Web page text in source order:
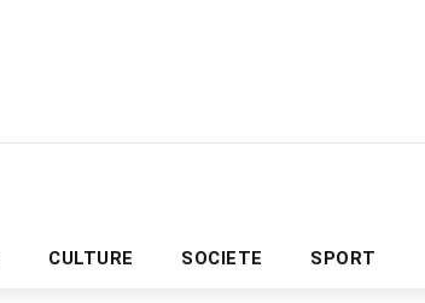
CULTURE SOCIETE SPORTPUBLICITÉ